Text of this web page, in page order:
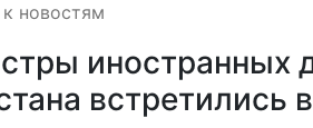
новостям
иностранных
встретились